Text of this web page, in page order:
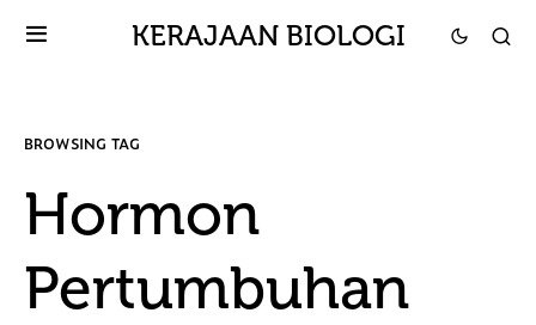
KERAJAAN BIOLOGI
BROWSING TAG
Hormon
Pertumbuhan